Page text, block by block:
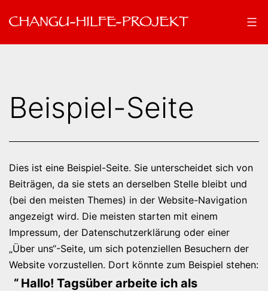
Inhalt
Beispiel-Seite
Dies ist eine Beispiel-Seite. Sie unterscheidet sich von
Beiträgen, da sie stets an derselben Stelle bleibt und
(bei den meisten Themes) in der Website-Navigation
angezeigt wird. Die meisten starten mit einem
Impressum, der Datenschutzerklärung oder einer
„Über uns“-Seite, um sich potenziellen Besuchern der
Website vorzustellen. Dort könnte zum Beispiel stehen:
Hallo! Tagsüber arbeite ich als